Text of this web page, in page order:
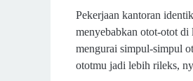
Pekerjaan kantoran
menyebabkan otot-otot di
mengurai simpul-simpul
ototmu jadi lebih rileks,